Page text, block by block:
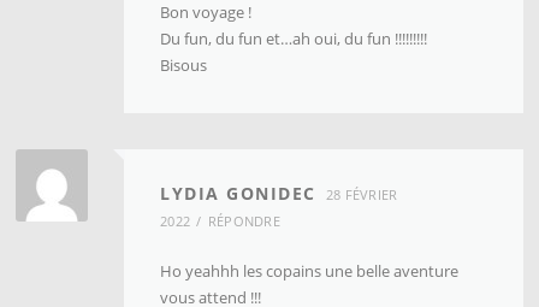
Bon voyage !
Du fun, du fun et…ah oui, du fun !!!!!!!!!
Bisous
LYDIA GONIDEC
28 FÉVRIER
2022
RÉPONDRE
Ho yeahhh les copains une belle aventure
vous attend !!!